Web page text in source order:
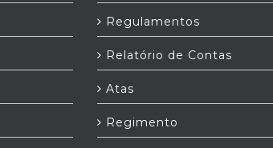
Regulamentos
Relatório de Contas
Atas
Regimento